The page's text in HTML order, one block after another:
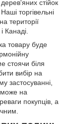
стійок
торгівельні
території
Канаді.
товару буде
стоячи біля
вибір на
застосуванні,
може на
покупців, а